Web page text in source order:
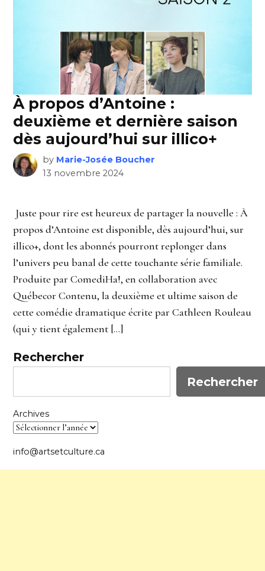
À propos d’Antoine :
deuxième et dernière saison
dès aujourd’hui sur illico+
by Marie-Josée Boucher
13 novembre 2024
Juste pour rire est heureux de partager la nouvelle : À
propos d’Antoine est disponible, dès aujourd’hui, sur
illico+, dont les abonnés pourront replonger dans
l’univers peu banal de cette touchante série familiale.
Produite par ComediHa!, en collaboration avec
Québecor Contenu, la deuxième et ultime saison de
cette comédie dramatique écrite par Cathleen Rouleau
(qui y tient également […]
Rechercher
Rechercher
Archives
info@artsetculture.ca